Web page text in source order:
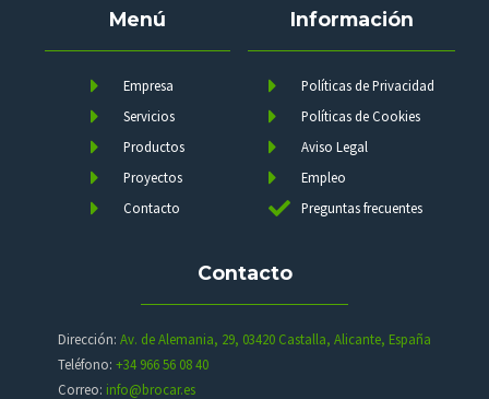
Menú
Empresa
Servicios
Productos
Proyectos
Contacto
Información
Políticas de Privacidad
Políticas de Cookies
Aviso Legal
Empleo
Preguntas frecuentes
Contacto
Dirección: Av. de Alemania, 29, 03420 Castalla, Alicante, España
Teléfono: +34 966 56 08 40
Correo: info@brocar.es